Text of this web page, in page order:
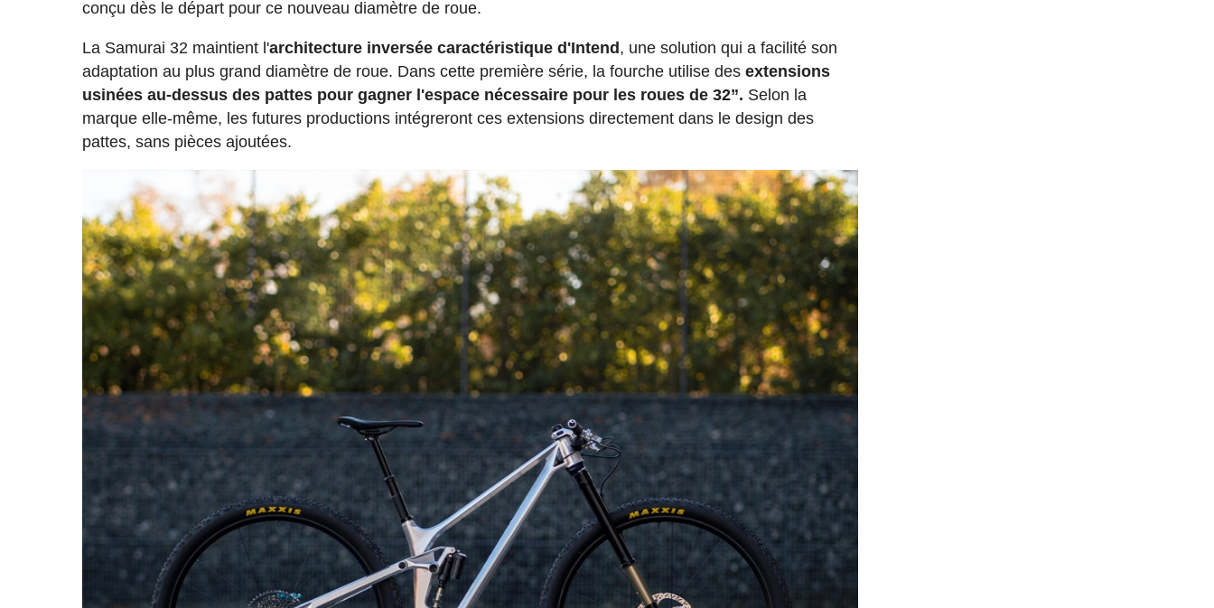
conçu dès le départ pour ce nouveau diamètre de roue.
La Samurai 32 maintient l'architecture inversée caractéristique d'Intend , une solution qui a facilité son
adaptation au plus grand diamètre de roue. Dans cette première série, la fourche utilise desextensions
usinées au-dessus des pattes pour gagner l'espace nécessaire pour les roues de 32”. Selon la
marque elle-même, les futures productions intégreront ces extensions directement dans le design des
pattes, sans pièces ajoutées.